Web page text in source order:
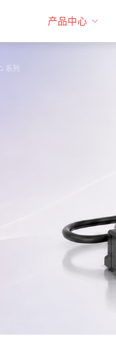
产品中心
系列